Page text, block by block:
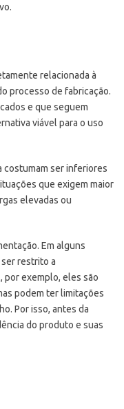
relacionada à
processo de fabricação.
e que seguem
viável para o uso
costumam ser inferiores
que exigem maior
elevadas ou
Em alguns
restrito a
por exemplo, eles são
podem ter limitações
Por isso, antes da
do produto e suas